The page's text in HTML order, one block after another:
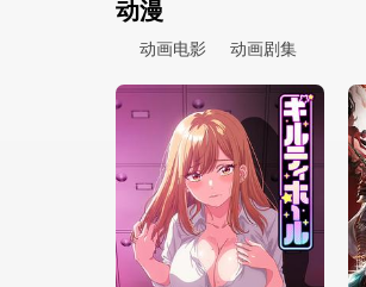
动漫
动画电影 动画剧集